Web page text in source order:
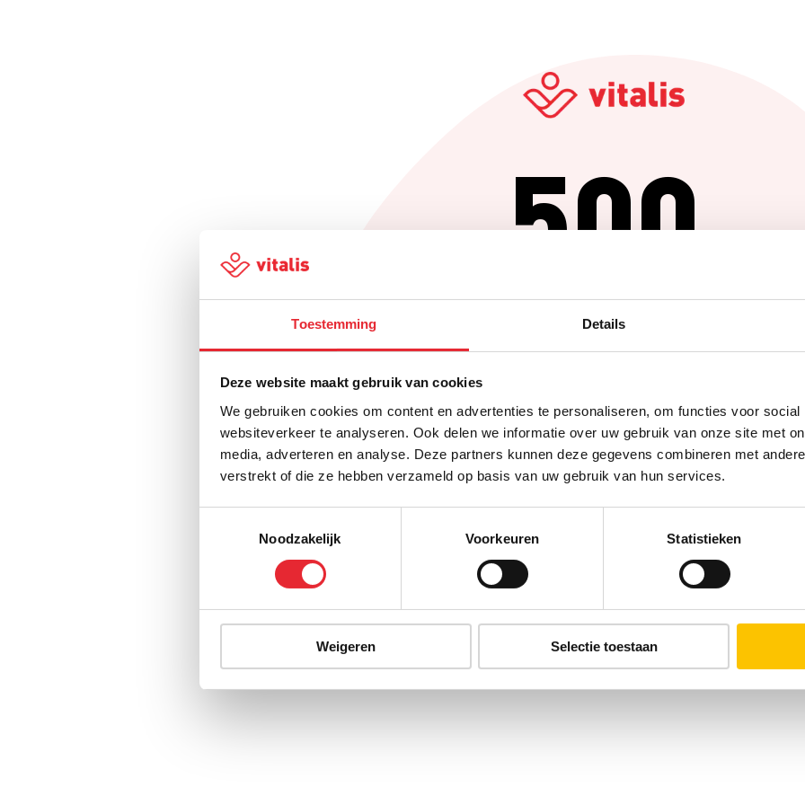
Toestemming Details
Deze website maakt gebruik van cookies
We gebruiken cookies om content en advertenties te personaliseren, om functies voor
websiteverkeer te analyseren. Ook delen we informatie over uw gebruik van onze site met
media, adverteren en analyse. Deze partners kunnen deze gegevens combineren met
verstrekt of die ze hebben verzameld op basis van uw gebruik van hun services.
Noodzakelijk
Voorkeuren Statistieken
Weigeren Selectie toestaan
500
Er is iets fout gegaan
Probeer het later opnieuw of ga terug naar de homepagina.
Home